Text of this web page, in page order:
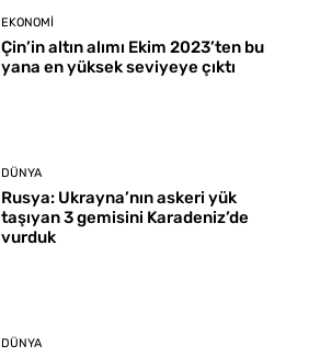
EKONOMI
Çin’in altın alımı Ekim 2023’ten bu
yana en yüksek seviyeye çıktı
DÜNYA
Rusya: Ukrayna’nın askeri yük
taşıyan 3 gemisini Karadeniz’de
vurduk
DÜNYA